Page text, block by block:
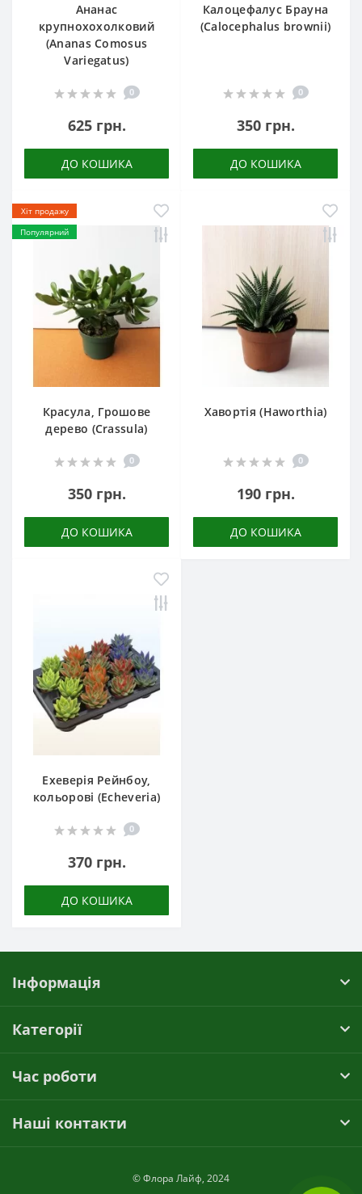
Ананас
крупнохохолковий
(Ananas Comosus
Variegatus)
0
625 грн.
ДО КОШИКА
Калоцефалус Брауна
(Calocephalus brownii)
0
350 грн.
ДО КОШИКА
Хіт продажу
Популярний
Красула, Грошове
дерево (Crassula)
0
350 грн.
ДО КОШИКА
Хавортія (Haworthia)
0
190 грн.
ДО КОШИКА
Ехеверія Рейнбоу,
кольорові (Echeveria)
0
370 грн.
ДО КОШИКА
Інформація
Категорії
Час роботи
Наші контакти
© Флора Лайф, 2024